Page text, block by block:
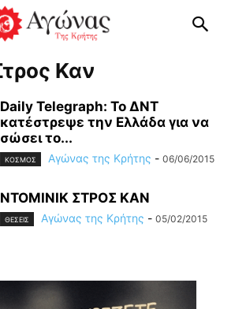
Καν
Daily Telegraph: Το ΔΝΤ
κατέστρεψε την Ελλάδα για να
σώσει το...
ΚΟΣΜΟΣ Αγώνας της Κρήτης - 06/06/2015
ΝΤΟΜΙΝΙΚ ΣΤΡΟΣ ΚΑΝ
ΘΕΣΕΙΣ Αγώνας της Κρήτης - 05/02/2015